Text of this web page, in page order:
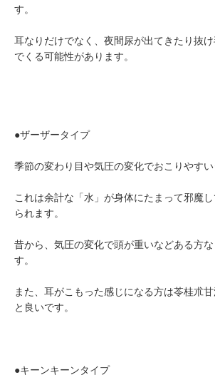
す。
耳なりだけでなく、夜間尿が出てきたり抜
でくる可能性があります。
●ザーザータイプ
季節の変わり目や気圧の変化でおこりやすい
これは余計な「水」が身体にたまって邪魔
られます。
昔から、気圧の変化で頭が重いなどある方
す。
また、耳がこもった感じになる方は苓桂朮
と良いです。
●キーンキーンタイプ